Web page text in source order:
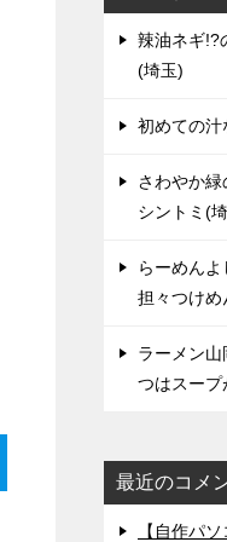
辣油ネギ!?
(埼玉)
初めての
さわやか
シントミ(
らーめん
担々つけめ
ラーメン
つはスープ
最近のコメ
【自作パ